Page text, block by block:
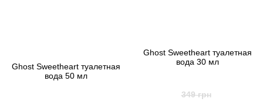
Ghost Sweetheart туалетная
вода 50 мл
Ghost Sweetheart туалетная
вода 30 мл
349 грн